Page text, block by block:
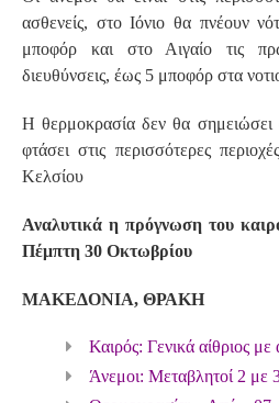
ασθενείς, στο Ιόνιο θα πνέουν
μποφόρ και στο Αιγαίο τις
διευθύνσεις, έως 5 μποφόρ στα
Η θερμοκρασία δεν θα σημειώσει
φτάσει στις περισσότερες
Κελσίου
Αναλυτικά η πρόγνωση του
Πέμπτη 30 Οκτωβρίου
ΜΑΚΕΔΟΝΙΑ, ΘΡΑΚΗ
Καιρός: Γενικά αίθριος με
Άνεμοι: Μεταβλητοί 2 με